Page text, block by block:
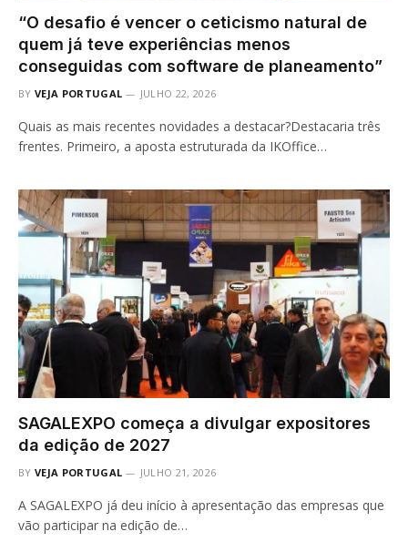
“O desafio é vencer o ceticismo natural de
quem já teve experiências menos
conseguidas com software de planeamento”
BY VEJA PORTUGAL JULHO 22, 2026
Quais as mais recentes novidades a destacar?Destacaria três
frentes. Primeiro, a aposta estruturada da IKOffice…
SAGALEXPO começa a divulgar expositores
da edição de 2027
BY VEJA PORTUGAL JULHO 21, 2026
A SAGALEXPO já deu início à apresentação das empresas que
vão participar na edição de…